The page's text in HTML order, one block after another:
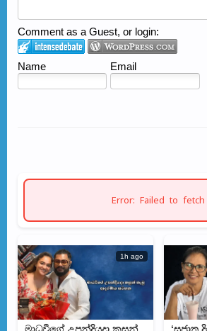
Comment as a Guest, or login:
Name Email
Error: Failed to fetch
1h ago
මාධවීගේ උපන්දියදා කසුන්
‘සුජාත